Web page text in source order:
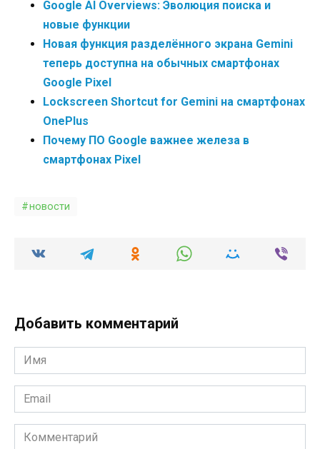
Google AI Overviews: Эволюция поиска и
новые функции
Новая функция разделённого экрана Gemini
теперь доступна на обычных смартфонах
Google Pixel
Lockscreen Shortcut for Gemini на смартфонах
OnePlus
Почему ПО Google важнее железа в
смартфонах Pixel
новости
Добавить комментарий
Имя
*
Email
*
Комментарий